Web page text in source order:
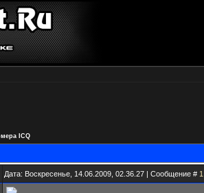
ICQ
Дата: Воскресенье, 14.06.2009, 02.36.27 | Сообщение # 1